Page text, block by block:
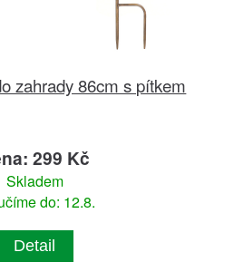
zahrady 86cm s pítkem
299 Kč
Skladem
do: 12.8.
Detail